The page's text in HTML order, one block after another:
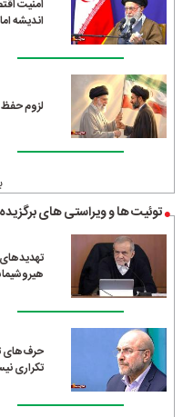
امنیت
اندیشه
لزوم حفظ
توئیت ها و ویراستی های برگزیده
حرف‌های
تکراری